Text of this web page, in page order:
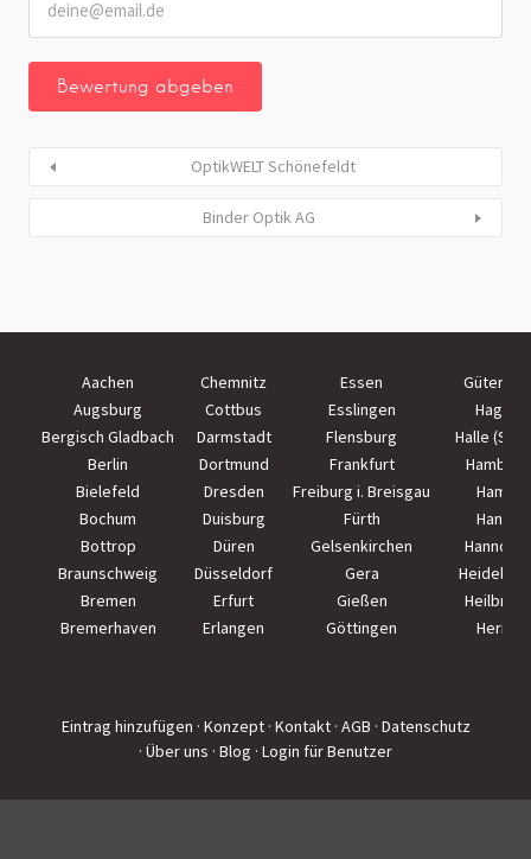
OptikWELT Schönefeldt
Binder Optik AG
Aachen Chemnitz Essen
Augsburg
Cottbus Esslingen
Hagen
Bergisch Gladbach
Darmstadt Flensburg
Halle
Berlin
Dortmund Frankfurt
Hamburg
Bielefeld
Dresden Freiburg i. Breisgau
Hamm
Bochum
Duisburg Fürth
Hanau
Bottrop
Düren Gelsenkirchen
Hannover
Braunschweig
Düsseldorf Gera
Bremen
Erfurt Gießen
Heilbronn
Bremerhaven
Erlangen Göttingen Herne
Eintrag hinzufügen · Konzept · Kontakt · AGB · Datenschutz
· Über uns · Blog · Login für Benutzer